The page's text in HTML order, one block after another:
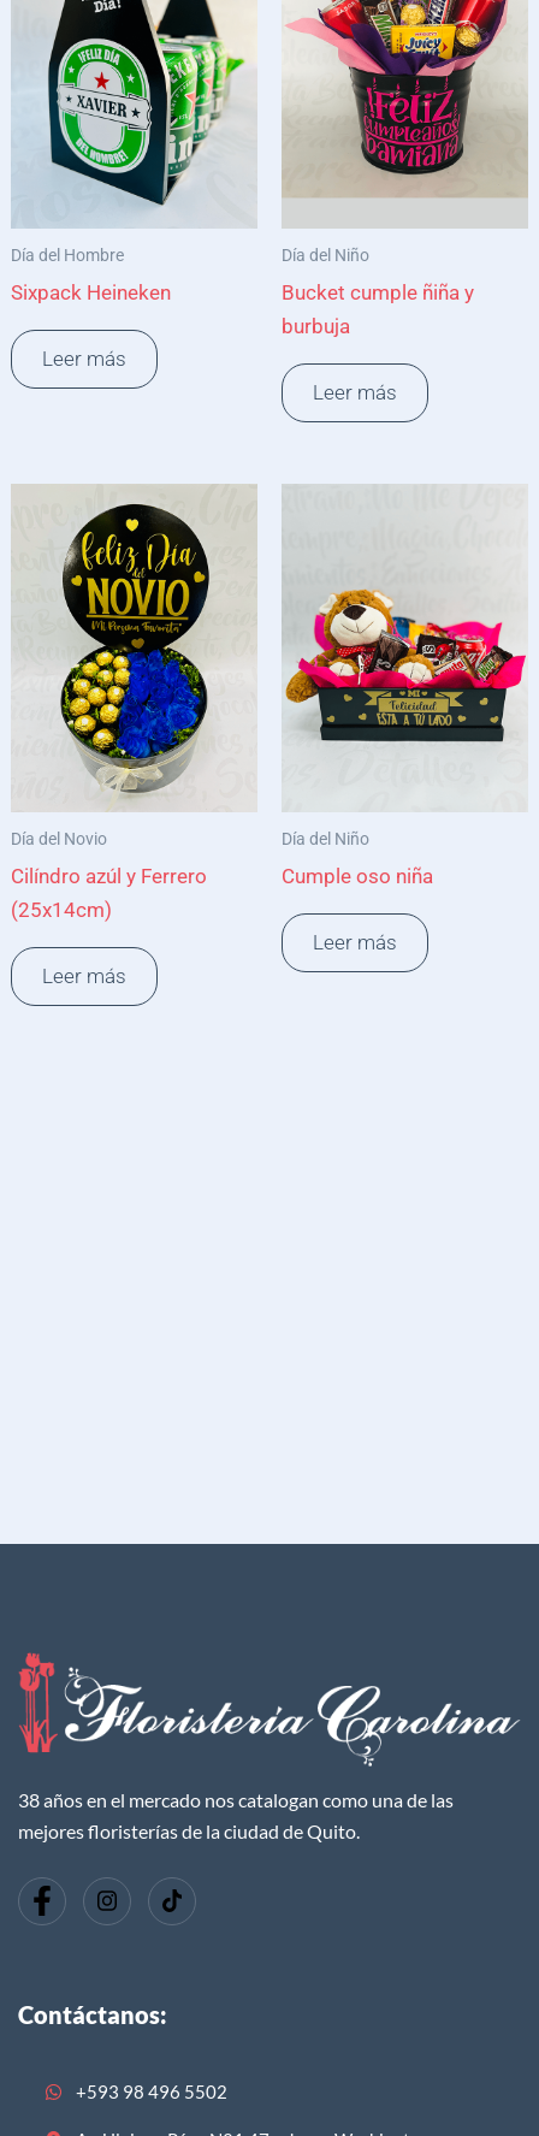
Día del Hombre
Sixpack Heineken
Leer más
Día del Niño
Bucket cumple ñiña y
burbuja
Leer más
Día del Novio
Cilíndro azúl y Ferrero
(25x14cm)
Leer más
Día del Niño
Cumple oso niña
Leer más
38 años en el mercado nos catalogan como una de las
mejores floristerías de la ciudad de Quito.
Contáctanos:
+593 98 496 5502